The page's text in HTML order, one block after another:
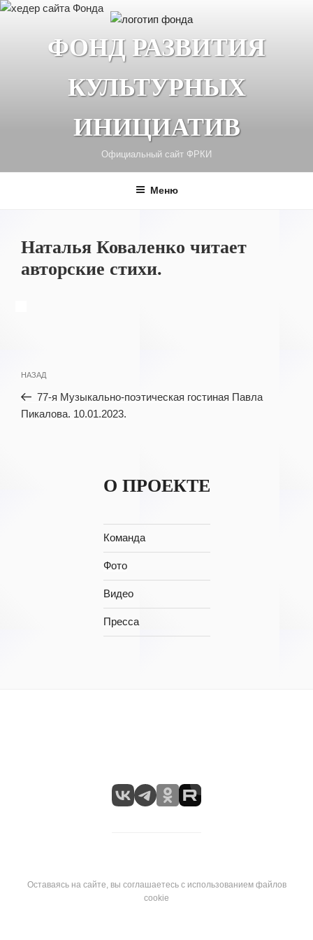
Перейти
содержимомуФОНД РАЗВИТИЯ
КУЛЬТУРНЫХ
ИНИЦИАТИВ
Официальный сайт ФРКИ
Меню
Наталья Коваленко читает
авторские стихи.
Навигация
по
записям
Предыдущая
запись:
НАЗАД
77-я Музыкально-поэтическая гостиная Павла
Пикалова. 10.01.2023.
О ПРОЕКТЕ
Команда
Фото
Видео
Пресса